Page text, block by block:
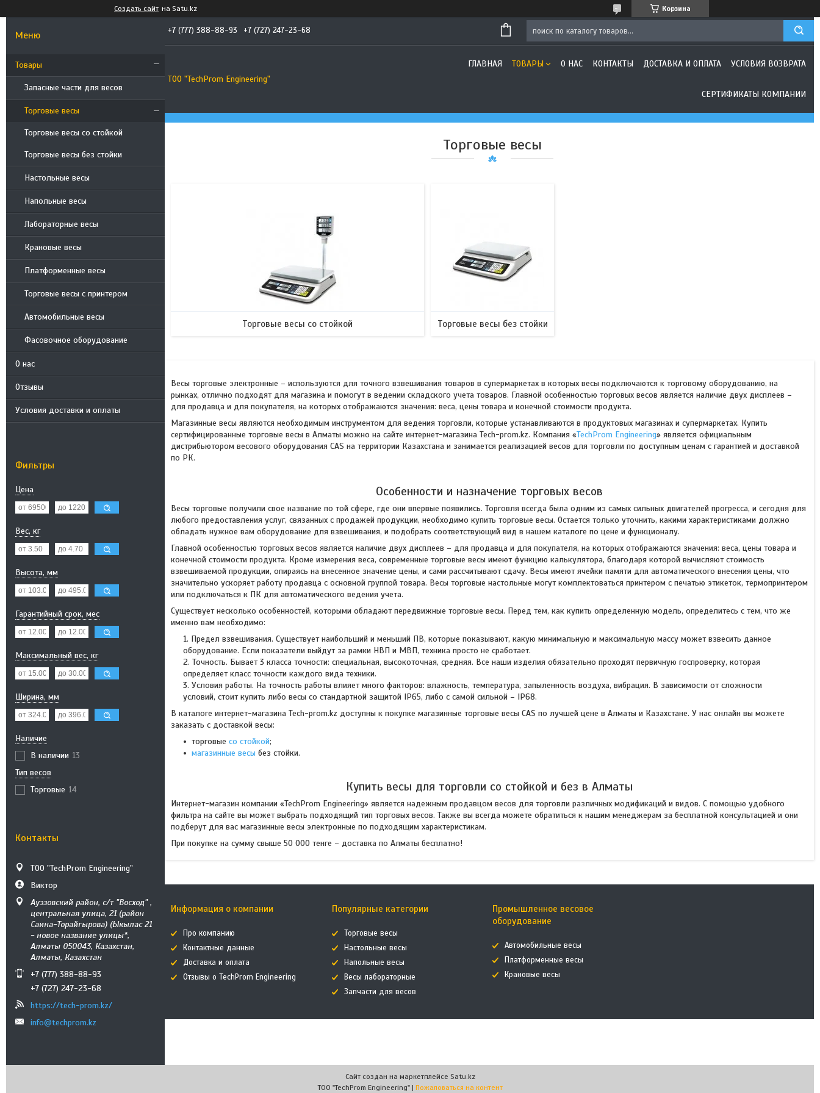
Создать сайт на Satu.kz Корзина
Товары
Запасные части для весов
Торговые весы
Торговые весы со стойкой
Торговые весы без стойки
Настольные весы
Напольные весы
Лабораторные весы
Крановые весы
Платформенные весы
Торговые весы с принтером
Автомобильные весы
Фасовочное оборудование
О нас
Отзывы
Условия доставки и оплаты
Фильтры
Цена
Вес, кг
Высота, мм
Гарантийный срок, мес
Максимальный вес, кг
Ширина, мм
Наличие
В наличии 13
Тип весов
Торговые 14
Контакты
ТОО "TechProm Engineering"
Виктор
Ауэзовский район, с/т "Восход" ,
центральная улица, 21 (район
Саина-Торайгырова) (Ыкылас 21
- новое название улицы*,
Алматы 050043, Казахстан,
Алматы, Казахстан
+7 (777) 388-88-93
+7 (727) 247-23-68
https://tech-prom.kz/
info@techprom.kz
+7 (777) 388-88-93 +7 (727) 247-23-68
ТОО "TechProm Engineering"
ГЛАВНАЯ ТОВАРЫ О НАС КОНТАКТЫ ДОСТАВКА И ОПЛАТА УСЛОВИЯ ВОЗВРАТА
СЕРТИФИКАТЫ КОМПАНИИ
Торговые весы
9
Торговые весы со стойкой
5
Торговые весы без стойки
Весы торговые электронные – используются для точного взвешивания товаров в супермаркетах в которых весы подключаются к торговому оборудованию, на
рынках, отлично подходят для магазина и помогут в ведении складского учета товаров. Главной особенностью торговых весов является наличие двух дисплеев –
для продавца и для покупателя, на которых отображаются значения: веса, цены товара и конечной стоимости продукта.
Магазинные весы являются необходимым инструментом для ведения торговли, которые устанавливаются в продуктовых магазинах и супермаркетах. Купить
сертифицированные торговые весы в Алматы можно на сайте интернет-магазина Tech-prom.kz. Компания «TechProm Engineering» является официальным
дистрибьютором весового оборудования CAS на территории Казахстана и занимается реализацией весов для торговли по доступным ценам с гарантией и доставкой
по РК.
Особенности и назначение торговых весов
Весы торговые получили свое название по той сфере, где они впервые появились. Торговля всегда была одним из самых сильных двигателей прогресса, и сегодня для
любого предоставления услуг, связанных с продажей продукции, необходимо купить торговые весы. Остается только уточнить, какими характеристиками должно
обладать нужное вам оборудование для взвешивания, и подобрать соответствующий вид в нашем каталоге по цене и функционалу.
Главной особенностью торговых весов является наличие двух дисплеев – для продавца и для покупателя, на которых отображаются значения: веса, цены товара и
конечной стоимости продукта. Кроме измерения веса, современные торговые весы имеют функцию калькулятора, благодаря которой вычисляют стоимость
взвешиваемой продукции, опираясь на внесенное значение цены, и сами рассчитывают сдачу. Весы имеют ячейки памяти для автоматического внесения цены, что
значительно ускоряет работу продавца с основной группой товара. Весы торговые настольные могут комплектоваться принтером с печатью этикеток, термопринтером
или подключаться к ПК для автоматического ведения учета.
Существует несколько особенностей, которыми обладают передвижные торговые весы. Перед тем, как купить определенную модель, определитесь с тем, что же
именно вам необходимо:
Предел взвешивания. Существует наибольший и меньший ПВ, которые показывают, какую минимальную и максимальную массу может взвесить данное
оборудование. Если показатели выйдут за рамки НВП и МВП, техника просто не сработает.
Точность. Бывает 3 класса точности: специальная, высокоточная, средняя. Все наши изделия обязательно проходят первичную госпроверку, которая
определяет класс точности каждого вида техники.
Условия работы. На точность работы влияет много факторов: влажность, температура, запыленность воздуха, вибрация. В зависимости от сложности
условий, стоит купить либо весы со стандартной защитой IP65, либо с самой сильной – IP68.
В каталоге интернет-магазина Tech-prom.kz доступны к покупке магазинные торговые весы CAS по лучшей цене в Алматы и Казахстане. У нас онлайн вы можете
заказать с доставкой весы:
торговые со стойкой;
магазинные весы без стойки.
Купить весы для торговли со стойкой и без в Алматы
Интернет-магазин компании «TechProm Engineering» является надежным продавцом весов для торговли различных модификаций и видов. С помощью удобного
фильтра на сайте вы может выбрать подходящий тип торговых весов. Также вы всегда можете обратиться к нашим менеджерам за бесплатной консультацией и они
подберут для вас магазинные весы электронные по подходящим характеристикам.
При покупке на сумму свыше 50 000 тенге – доставка по Алматы бесплатно!
Информация о компании
Про компанию
Контактные данные
Доставка и оплата
Отзывы о TechProm Engineering
Популярные категории
Торговые весы
Настольные весы
Напольные весы
Весы лабораторные
Запчасти для весов
Промышленное весовое
оборудование
Автомобильные весы
Платформенные весы
Крановые весы
Сайт создан на маркетплейсе Satu.kz
ТОО "TechProm Engineering" | Пожаловаться на контент